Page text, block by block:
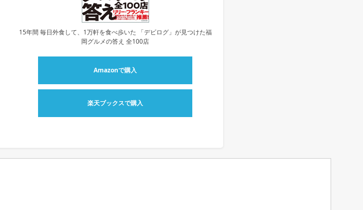
15年間 毎日外食して、1万軒を食べ歩いた 「デビログ」が見つけた福
岡グルメの答え 全100店
Amazonで購入
楽天ブックスで購入